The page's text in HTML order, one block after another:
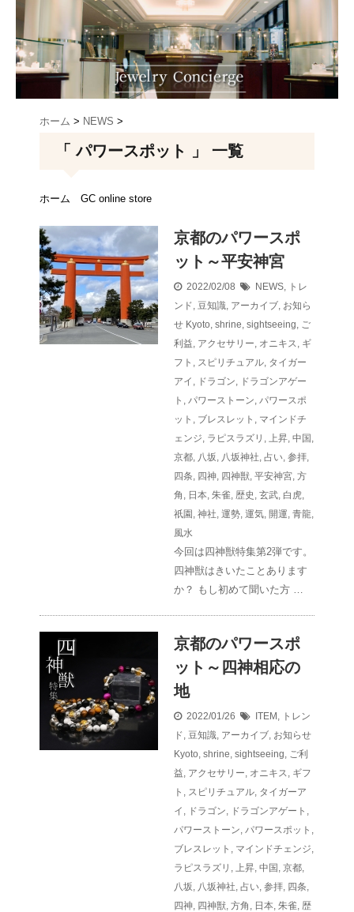
ホーム > NEWS >
「 パワースポット 」 一覧
ホーム GC online store
京都のパワースポ
ット～平安神宮
2022/02/08 NEWS, トレ
ンド, 豆知識, アーカイブ, お知ら
せ Kyoto, shrine, sightseeing, ご
利益, アクセサリー, オニキス, ギ
フト , スピリチュアル, タイガー
アイ , ドラゴン, ドラゴンアゲー
ト , パワーストーン, パワースポ
ット , ブレスレット , マインドチ
ェンジ, ラピスラズリ , 上昇, 中国,
京都, 八坂, 八坂神社, 占い, 参拝,
四条, 四神, 四神獣, 平安神宮, 方
角 , 日本, 朱雀, 歴史 , 玄武, 白虎,
祇園, 神社, 運勢, 運気, 開運, 青龍,
風水
今回は四神獣特集第2弾です。
四神獣はきいたことあります
か？ もし初めて聞いた方 …
京都のパワースポ
ット～四神相応の
地
2022/01/26 ITEM, トレン
ド, 豆知識, アーカイブ, お知らせ
Kyoto, shrine, sightseeing, ご利
益, アクセサリー, オニキス, ギフ
ト , スピリチュアル, タイガーア
イ , ドラゴン, ドラゴンアゲート ,
パワーストーン, パワースポット ,
ブレスレット , マインドチェンジ,
ラピスラズリ , 上昇, 中国, 京都,
八坂, 八坂神社, 占い, 参拝, 四条,
四神, 四神獣, 方角 , 日本, 朱雀, 歴